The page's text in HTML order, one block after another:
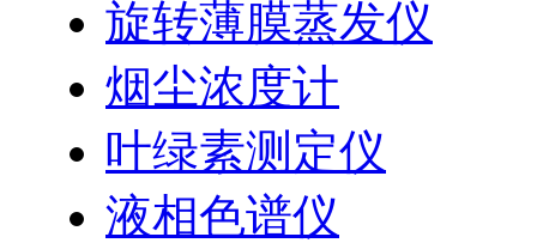
旋转薄膜蒸发仪
烟尘浓度计
叶绿素测定仪
液相色谱仪